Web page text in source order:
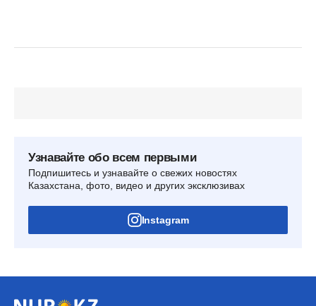
Узнавайте обо всем первыми
Подпишитесь и узнавайте о свежих новостях
Казахстана, фото, видео и других эксклюзивах
Instagram